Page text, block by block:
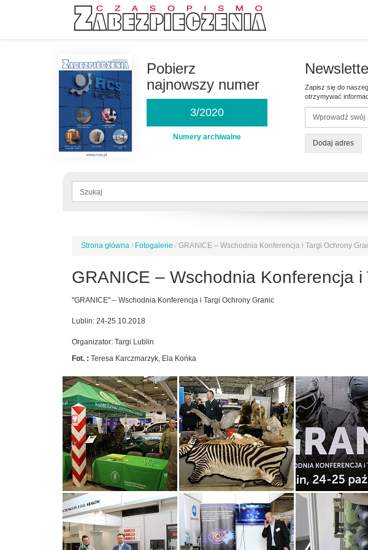
Pobierz
najnowszy numer
3/2020
Numery archiwalne
Zapisz się do
otrzymywać
Dodaj adres
Formularz
Jesteś
Strona główna / Fotogalerie / GRANICE – Wschodnia Konferencja i Targi Ochrony
GRANICE – Wschodnia Konferencja
"GRANICE" – Wschodnia Konferencja i Targi Ochrony Granic
Lublin: 24-25.10.2018
Organizator: Targi Lublin
Fot. : Teresa Karczmarzyk, Ela Końka